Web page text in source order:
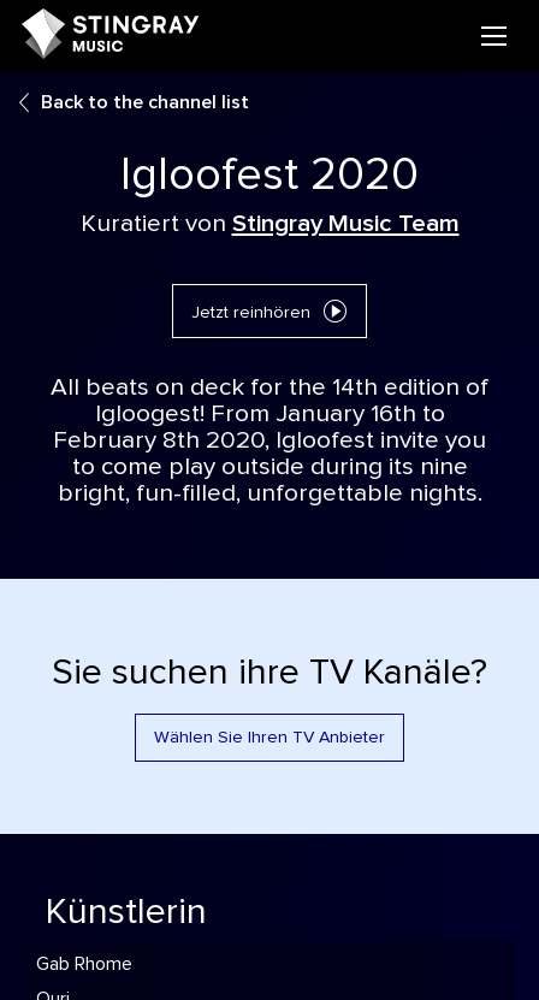
Back to the channel list
Igloofest 2020
Kuratiert von Stingray Music Team
Jetzt reinhören
All beats on deck for the 14th edition of
Igloogest! From January 16th to
February 8th 2020, Igloofest invite you
to come play outside during its nine
bright, fun-filled, unforgettable nights.
Sie suchen ihre TV Kanäle?
Wählen Sie Ihren TV Anbieter
Künstlerin
Gab Rhome